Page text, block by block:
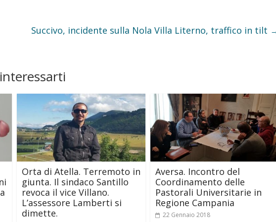
Succivo, incidente sulla Nola Villa Literno, traffico in tilt
Orta di Atella. Terremoto in
giunta. Il sindaco Santillo
revoca il vice Villano.
L’assessore Lamberti si
dimette.
Aversa. Incontro del
Coordinamento delle
Pastorali Universitarie in
Regione Campania
22 Gennaio 2018